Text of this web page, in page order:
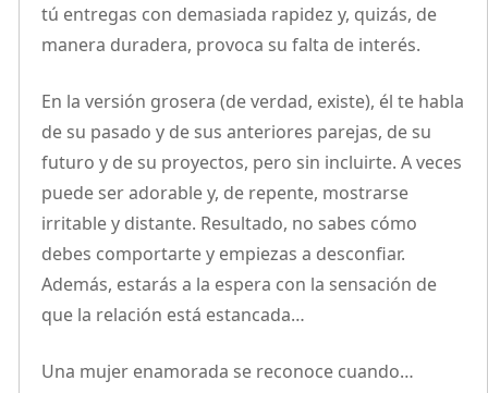
tú entregas con demasiada rapidez y, quizás, de
manera duradera, provoca su falta de interés.
En la versión grosera (de verdad, existe), él te habla
de su pasado y de sus anteriores parejas, de su
futuro y de su proyectos, pero sin incluirte. A veces
puede ser adorable y, de repente, mostrarse
irritable y distante. Resultado, no sabes cómo
debes comportarte y empiezas a desconfiar.
Además, estarás a la espera con la sensación de
que la relación está estancada…
Una mujer enamorada se reconoce cuando…